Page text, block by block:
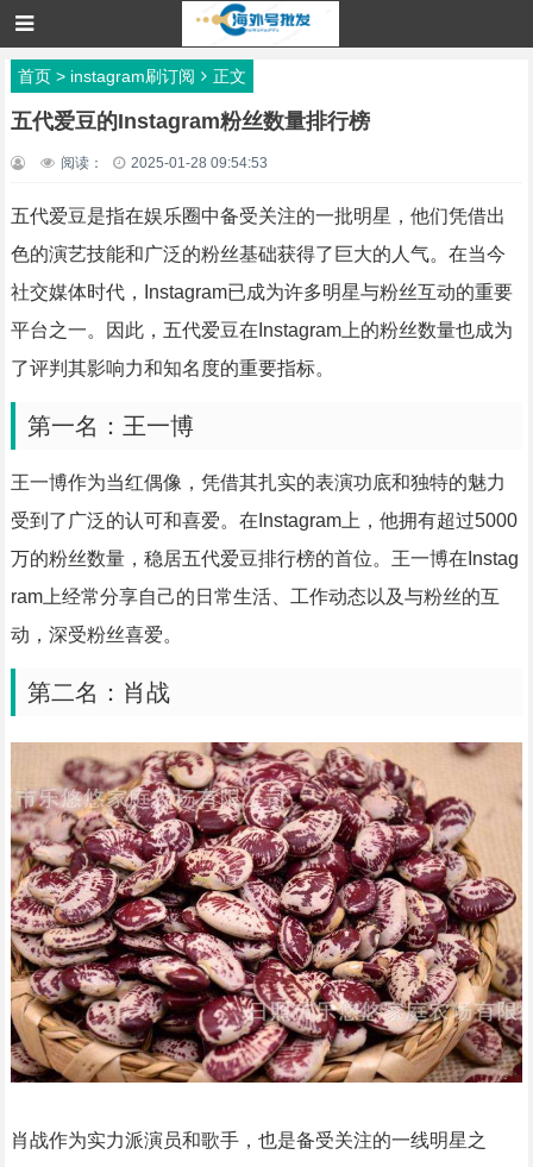
首页> instagram刷订阅 正文
五代爱豆的Instagram粉丝数量排行榜
阅读： 2025-01-28 09:54:53
五代爱豆是指在娱乐圈中备受关注的一批明星，他们凭借出
色的演艺技能和广泛的粉丝基础获得了巨大的人气。在当今
社交媒体时代，Instagram已成为许多明星与粉丝互动的重要
平台之一。因此，五代爱豆在Instagram上的粉丝数量也成为
了评判其影响力和知名度的重要指标。
第一名：王一博
王一博作为当红偶像，凭借其扎实的表演功底和独特的魅力
受到了广泛的认可和喜爱。在Instagram上，他拥有超过5000
万的粉丝数量，稳居五代爱豆排行榜的首位。王一博在Instag
ram上经常分享自己的日常生活、工作动态以及与粉丝的互
动，深受粉丝喜爱。
第二名：肖战
肖战作为实力派演员和歌手，也是备受关注的一线明星之